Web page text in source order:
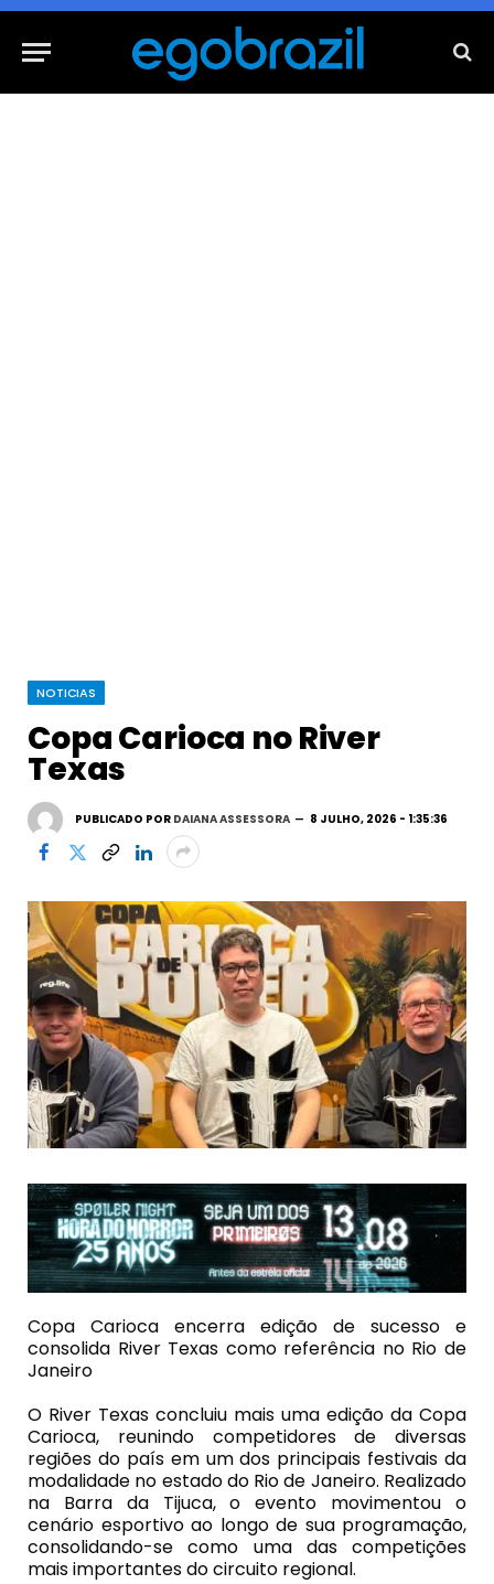
NOTICIAS
Copa Carioca no River
Texas
PUBLICADO POR DAIANA ASSESSORA 8 JULHO, 2026 - 1:35:36
Copa Carioca encerra edição de sucesso e
consolida River Texas como referência no Rio de
Janeiro
O River Texas concluiu mais uma edição da Copa
Carioca, reunindo competidores de diversas
regiões do país em um dos principais festivais da
modalidade no estado do Rio de Janeiro. Realizado
na Barra da Tijuca, o evento movimentou o
cenário esportivo ao longo de sua programação,
consolidando-se como uma das competições
mais importantes do circuito regional.